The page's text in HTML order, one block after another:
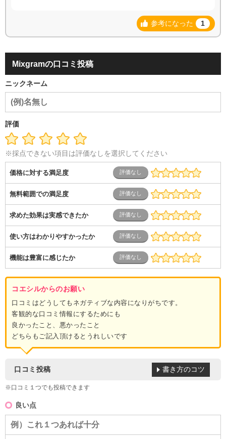
参考になった 1
Mixgramの口コミ投稿
ニックネーム
評価
※採点できない項目は評価なしを選択してください
価格に対する満足度
無料範囲での満足度
求めた効果は実感できたか
使い方はわかりやすかったか
機能は豊富に感じたか
コエシルからのお願い
口コミはどうしてもネガティブな内容になりがちです。
客観的な口コミ情報にするためにも
良かったこと、悪かったこと
どちらもご記入頂けるとうれしいです
口コミ投稿
※口コミ１つでも投稿できます
書き方のコツ
良い点